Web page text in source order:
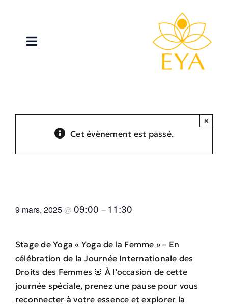
contenu
Toggle
Cet évènement est passé.
×
9 mars, 2025@ 09:00 – 11:30
Stage de Yoga « Yoga de la Femme » – En
célébration de la Journée Internationale des
Droits des Femmes 🌸 À l’occasion de cette
journée spéciale, prenez une pause pour vous
reconnecter à votre essence et explorer la